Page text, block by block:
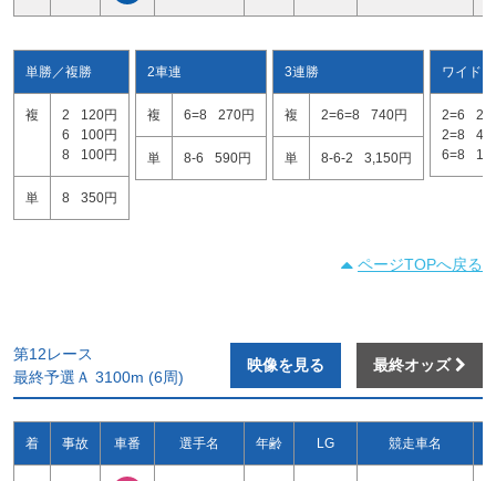
単勝／複勝
複 2
120円
6
100円
8
100円
単 8 350円
2車連
複 6=8 270円
単 8-6 590円
3連勝
複 2=6=8 740円
単 8-6-2 3,150円
ワイド
2=6
2=8
6=8
ページTOPへ戻る
第12レース
最終予選Ａ 3100m (6周)
映像を見る 最終オッズ
着 事故 車番 選手名 年齢 LG 競走車名